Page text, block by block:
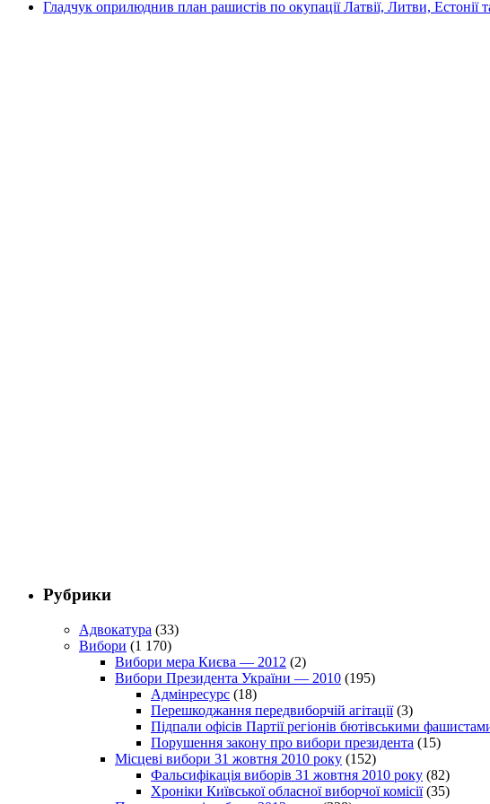
Гладчук оприлюднив план рашистів по окупації Латвії, Литви, Естонії
Рубрики
Адвокатура (33)
Вибори (1 170)
Вибори мера Києва — 2012 (2)
Вибори Президента України — 2010 (195)
Адмінресурс (18)
Перешкоджання передвиборчій агітації(3)
Підпали офісів Партії регіонів бютівськими
Порушення закону про вибори президента (15)
Місцеві вибори 31 жовтня 2010 року (152)
Фальсифікація виборів 31 жовтня 2010 року (82)
Хроніки Київської обласної виборчої комісії(35)